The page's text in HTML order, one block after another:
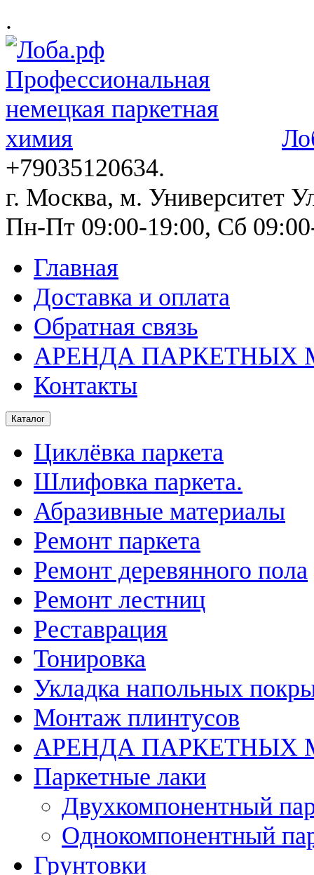
.
+79035120634​.
г. Москва, м. Университет
Пн-Пт 09:00-19:00, Сб
Главная
Доставка и оплата
Обратная связь
АРЕНДА
Контакты
Каталог
Циклёвка паркета
Шлифовка паркета.
Абразивные материалы
Ремонт паркета
Ремонт деревянного пола
Ремонт лестниц
Реставрация
Тонировка
Укладка напольных
Монтаж плинтусов
АРЕНДА
Паркетные лаки
Двухкомпонентный
Однокомпонентный
Грунтовки